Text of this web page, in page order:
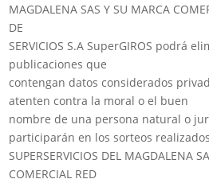
MAGDALENA SAS Y SU MARCA
DE
SERVICIOS S.A SuperGIROS podrá
publicaciones que
contengan datos considerados
atenten contra la moral o el buen
nombre de una persona natural o
participarán en los sorteos
SUPERSERVICIOS DEL MAGDALENA
COMERCIAL RED